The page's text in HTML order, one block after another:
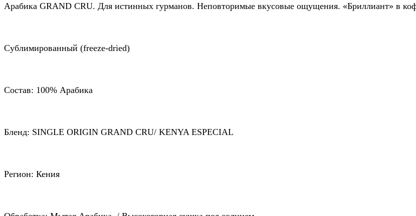
Арабика GRAND CRU. Для истинных гурманов. Неповторимые вкусовые ощущения. «Бриллиант» в
Сублимированный (freeze-dried)
Состав: 100% Арабика
Бленд: SINGLE ORIGIN GRAND CRU/ KENYA ESPECIAL
Регион: Кения